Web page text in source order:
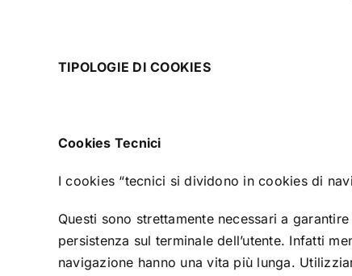
TIPOLOGIE DI COOKIES
Cookies Tecnici
I cookies “tecnici si dividono in cookies di
Questi sono strettamente necessari a
persistenza sul terminale dell’utente. Infatti
navigazione hanno una vita più lunga.